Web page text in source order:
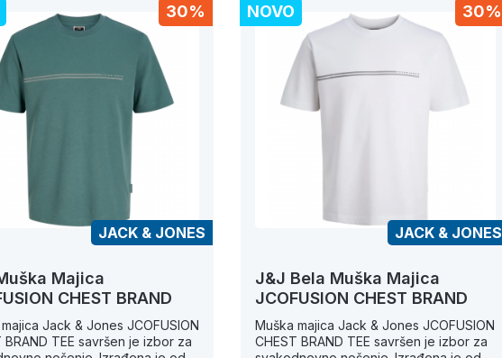
30%
JACK & JONES
Majica
CHEST BRAND
Jack & Jones JCOFUSION
BRAND TEE savršen je izbor za
30%
NOVO
JACK & JONES
J&J Bela Muška Majica
JCOFUSION CHEST BRAND
Muška majica Jack & Jones JCOFUSION
CHEST BRAND TEE savršen je izbor za
Registruj se i ostvari 10%
popusta!
Kreiraj nalog i uživaj u pogodnostima pri